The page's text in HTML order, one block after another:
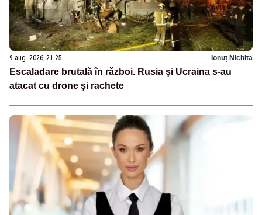
9 aug. 2026, 21:25 Ionuț Nichita
Escaladare brutală în război. Rusia și Ucraina s-au
atacat cu drone și rachete